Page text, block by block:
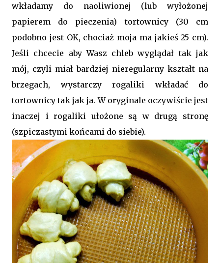
wkładamy do naoliwionej (lub wyłożonej
papierem do pieczenia) tortownicy (30 cm
podobno jest OK, chociaż moja ma jakieś 25 cm).
Jeśli chcecie aby Wasz chleb wyglądał tak jak
mój, czyli miał bardziej nieregularny kształt na
brzegach, wystarczy rogaliki wkładać do
tortownicy tak jak ja. W oryginale oczywiście jest
inaczej i rogaliki ułożone są w drugą stronę
(szpiczastymi końcami do siebie).